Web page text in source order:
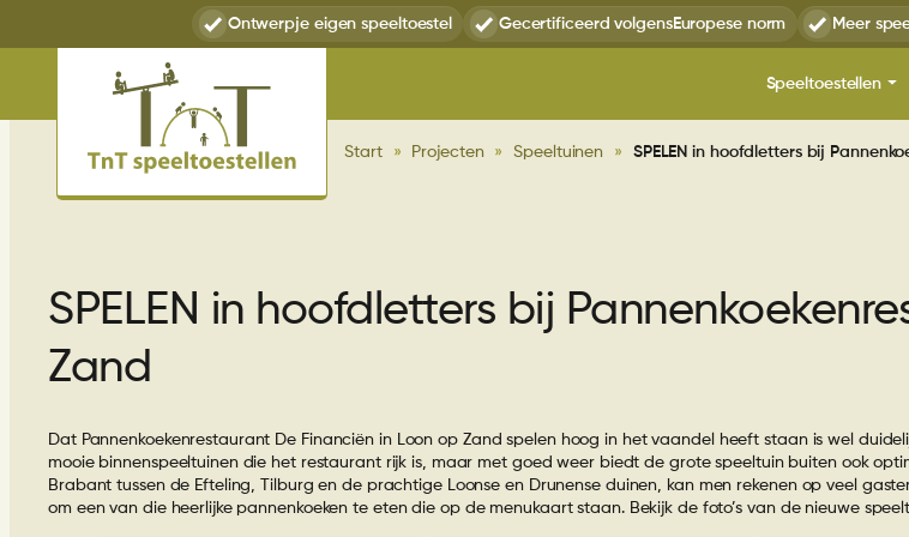
Ontwerpje eigen speeltoestel Gecertificeerd volgensEuropese norm Meer
Speeltoestellen
Overzicht
Glijbanen
Overzicht
Speeltuinen
Start » Projecten » Speeltuinen » SPELEN in hoofdletters bij
SPELEN in hoofdletters bij
Zand
Dat Pannenkoekenrestaurant De Financiën in Loon op Zand spelen hoog in het vaandel heeft staan is wel
mooie binnenspeeltuinen die het restaurant rijk is, maar met goed weer biedt de grote speeltuin buiten ook
Brabant tussen de Efteling, Tilburg en de prachtige Loonse en Drunense duinen, kan men rekenen op veel
om een van die heerlijke pannenkoeken te eten die op de menukaart staan. Bekijk de foto’s van de nieuwe